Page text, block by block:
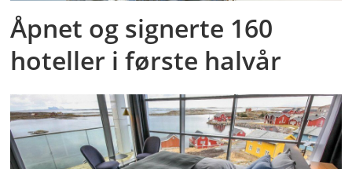
Åpnet og signerte 160
hoteller i første halvår